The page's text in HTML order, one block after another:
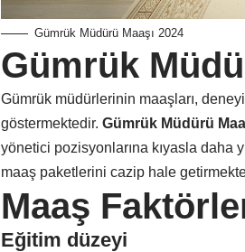
Gümrük Müdürü Maaşı 2024
Gümrük
Gümrük müdürlerinin maaşları,
göstermektedir. Gümrük Müdürü
yönetici pozisyonlarına kıyasla daha
maaş paketlerini cazip hale
Maaş
Eğitim düzeyi